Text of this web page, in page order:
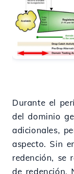
Durante el
del dominio
adicionales,
aspecto. Sin
redención, se
de redención.